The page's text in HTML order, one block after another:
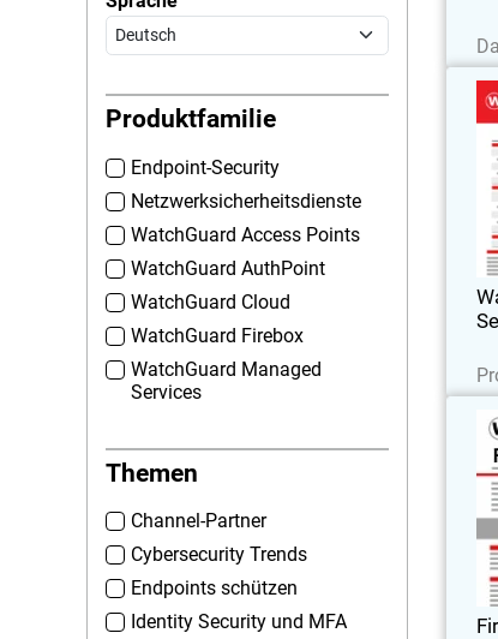
Produktfamilie
Endpoint-Security
Netzwerksicherheitsdienste
WatchGuard Access Points
WatchGuard AuthPoint
WatchGuard Cloud
WatchGuard Firebox
WatchGuard Managed
Services
Themen
Channel-Partner
Cybersecurity Trends
Endpoints schützen
Identity Security und MFA